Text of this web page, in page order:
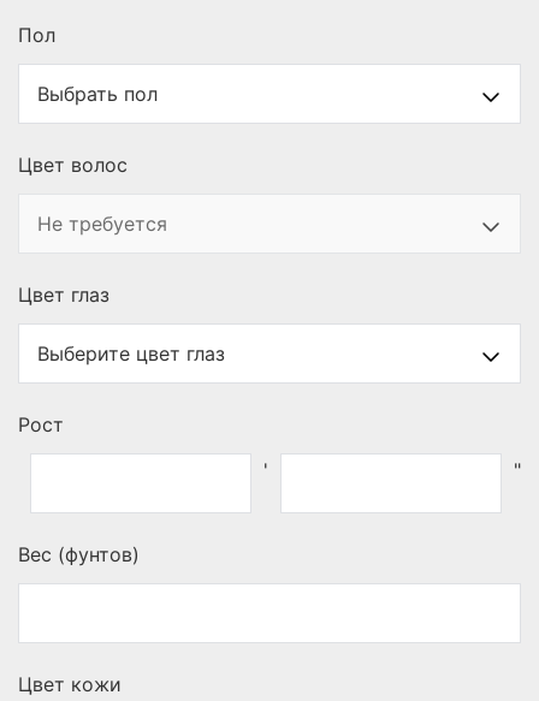
Пол
Цвет волос
Цвет глаз
Рост
'
"
Вес (фунтов)
Цвет кожи